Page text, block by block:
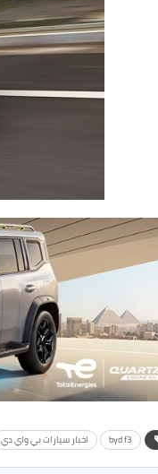
byd f3 اخبار سيارات بي واي دي